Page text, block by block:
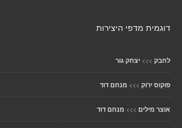
דוגמית מדפי היצירות
לחבק >>> יצחק גור
פוקוס ירוק >>> מנחם דוד
אוצר מילים >>> מנחם דוד